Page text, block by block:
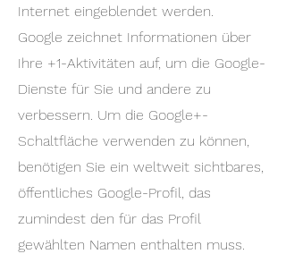
Internet eingeblendet werden.
Google zeichnet Informationen über
Ihre +1-Aktivitäten auf, um die Google-
Dienste für Sie und andere zu
verbessern. Um die Google+-
Schaltfläche verwenden zu können,
benötigen Sie ein weltweit sichtbares,
öffentliches Google-Profil, das
zumindest den für das Profil
gewählten Namen enthalten muss.